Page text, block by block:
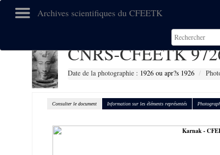
Archives scientifiques du CFEETK
CNRS-CFEETK
Date de la photographie : 1926 ou apr?s 1926
Consulter le document Information sur les éléments représentés